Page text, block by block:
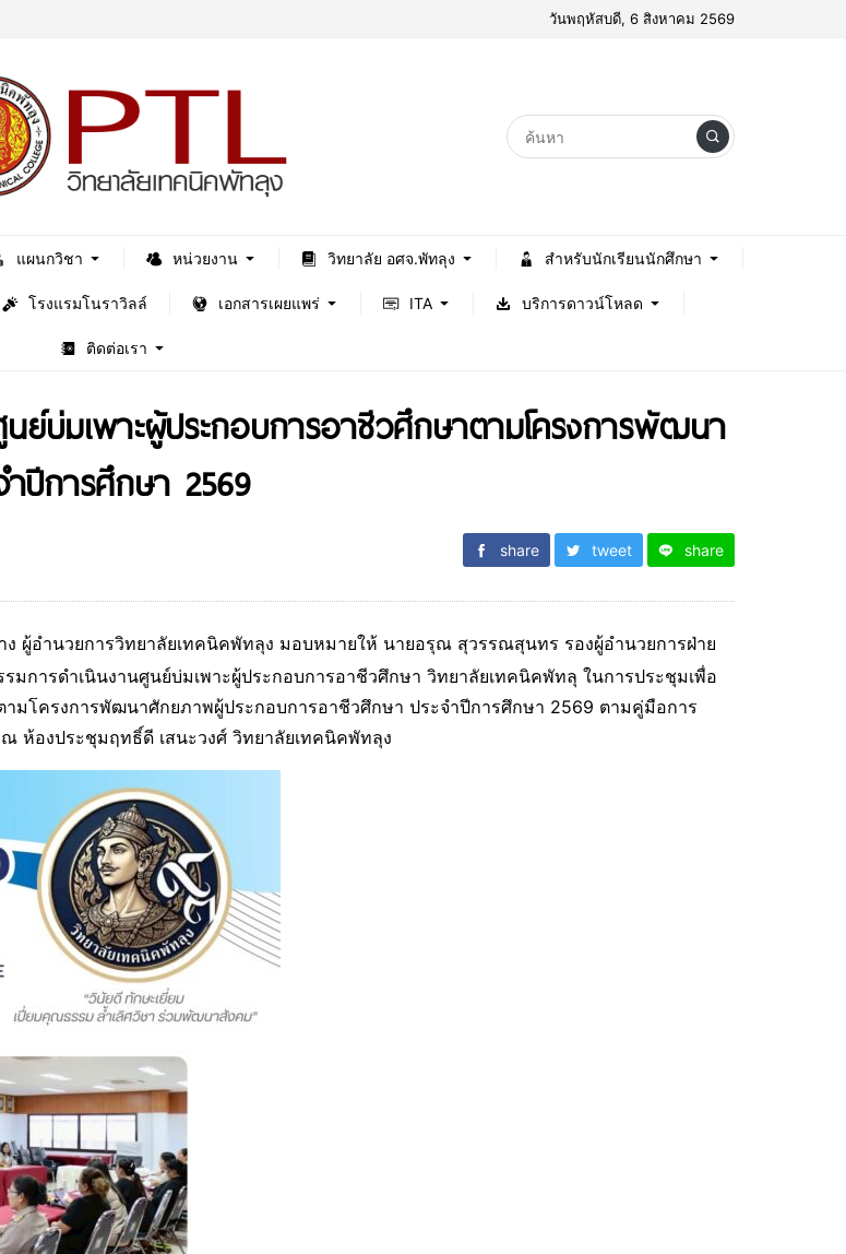
วันพฤหัสบดี, 6 สิงหาคม 2569
แผนกวิชา หน่วยงาน วิทยาลัย อศจ.พัทลุง สำหรับนักเรียนนักศึกษา
โรงแรมโนราวิลล์ เอกสารเผยแพร่ ITA บริการดาวน์โหลด
ติดต่อเรา
ย์บ่มเพาะผู้ประกอบการอาชีวศึกษาตามโครงการพัฒนา
ปีการศึกษา 2569
share tweet share
ผู้อำนวยการวิทยาลัยเทคนิคพัทลุง มอบหมายให้ นายอรุณ สุวรรณสุนทร รองผู้อำนวยการฝ่าย
การดำเนินงานศูนย์บ่มเพาะผู้ประกอบการอาชีวศึกษา วิทยาลัยเทคนิคพัทลุ ในการประชุมเพื่อ
มโครงการพัฒนาศักยภาพผู้ประกอบการอาชีวศึกษา ประจำปีการศึกษา 2569 ตามคู่มือการ
ห้องประชุมฤทธิ์ดี เสนะวงศ์ วิทยาลัยเทคนิคพัทลุง